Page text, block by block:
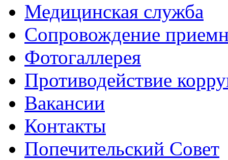
Медицинская служба
Сопровождение
Фотогаллерея
Противодействие
Вакансии
Контакты
Попечительский Совет